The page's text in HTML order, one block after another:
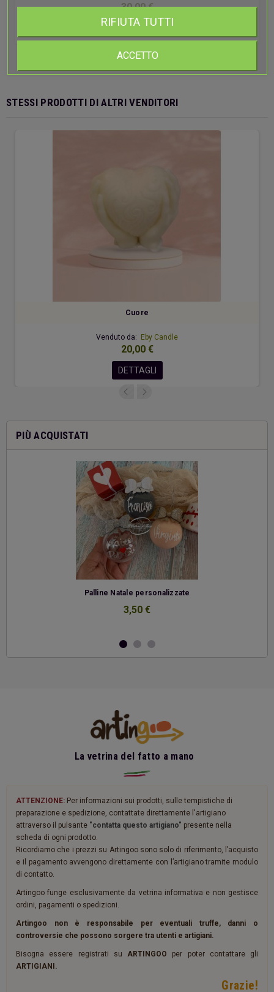
PIÙ ACQUISTATI
Palline Natale personalizzate
3,50 €
30,00 €
DETTAGLI
STESSI PRODOTTI DI ALTRI VENDITORI
Cuore
Venduto da: Eby Candle
20,00 €
DETTAGLI
La vetrina del fatto a mano
ATTENZIONE: Per informazioni sui prodotti, sulle tempistiche di
preparazione e spedizione, contattate direttamente l'artigiano
attraverso il pulsante "contatta questo artigiano" presente nella
scheda di ogni prodotto.
Ricordiamo che i prezzi su Artingoo sono solo di riferimento, l’acquisto
e il pagamento avvengono direttamente con l’artigiano tramite modulo
di contatto.
Artingoo funge esclusivamente da vetrina informativa e non gestisce
ordini, pagamenti o spedizioni.
Artingoo non è responsabile per eventuali truffe, danni o
controversie che possono sorgere tra utenti e artigiani.
Bisogna essere registrati su ARTINGOO per poter contattare gli
ARTIGIANI.
Grazie!
RIFIUTA TUTTI
ACCETTO